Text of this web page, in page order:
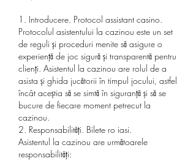
1. Introducere. Protocol assistant casino.
Protocolul asistentului la cazinou este un set
de reguli și proceduri menite să asigure o
experiență de joc sigură și transparentă pentru
clienți. Asistentul la cazinou are rolul de a
asista și ghida jucătorii în timpul jocului, astfel
încât aceștia să se simtă în siguranță și să se
bucure de fiecare moment petrecut la
cazinou.
2. Responsabilități. Bilete ro iasi.
Asistentul la cazinou are următoarele
responsabilități: